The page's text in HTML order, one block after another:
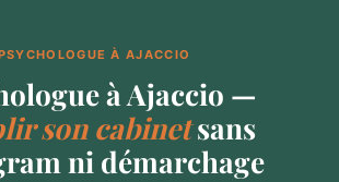
À AJACCIO
à Ajaccio —
son cabinetsans
ni démarchage